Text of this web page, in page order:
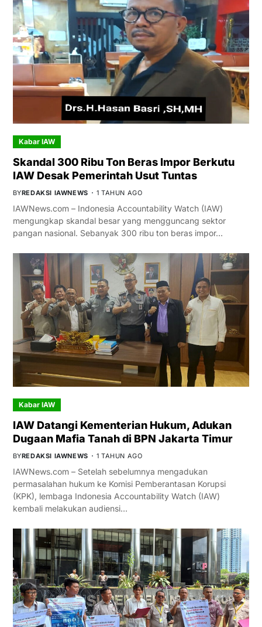
Kabar IAW
Skandal 300 Ribu Ton Beras Impor Berkutu
IAW Desak Pemerintah Usut Tuntas
BYREDAKSI IAWNEWS 1 TAHUN AGO
IAWNews.com – Indonesia Accountability Watch (IAW)
mengungkap skandal besar yang mengguncang sektor
pangan nasional. Sebanyak 300 ribu ton beras impor…
Kabar IAW
IAW Datangi Kementerian Hukum, Adukan
Dugaan Mafia Tanah di BPN Jakarta Timur
BYREDAKSI IAWNEWS 1 TAHUN AGO
IAWNews.com – Setelah sebelumnya mengadukan
permasalahan hukum ke Komisi Pemberantasan Korupsi
(KPK), lembaga Indonesia Accountability Watch (IAW)
kembali melakukan audiensi…